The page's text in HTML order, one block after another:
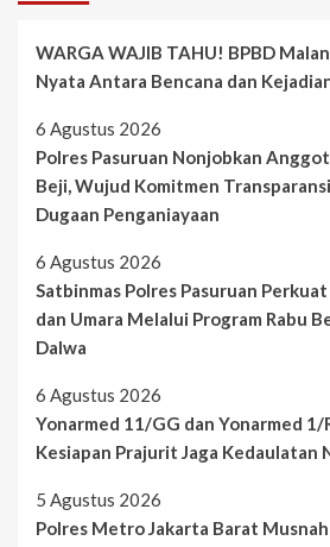
WARGA WAJIB TAHU! BPBD
Nyata Antara Bencana dan
6 Agustus 2026
Polres Pasuruan Nonjobkan
Beji, Wujud Komitmen
Dugaan Penganiayaan
6 Agustus 2026
Satbinmas Polres Pasuruan
dan Umara Melalui Program Rabu
Dalwa
6 Agustus 2026
Yonarmed 11/GG dan Yonarmed
Kesiapan Prajurit Jaga Kedaulatan
5 Agustus 2026
Polres Metro Jakarta Barat